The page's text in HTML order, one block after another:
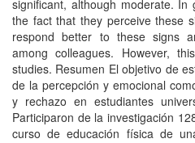
significant, although moderate.
the fact that they perceive these
respond better to these signs
among colleagues. However,
studies. Resumen El objetivo de
de la percepción y emocional
y rechazo en estudiantes
Participaron de la investigación
curso de educación física de